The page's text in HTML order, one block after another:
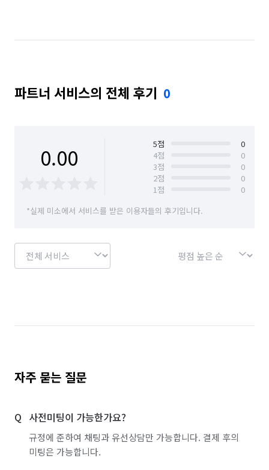
파트너 서비스의 전체 후기 0
0.00 5점
0
4점
0
3점
0
2점
0
1점
0
*실제 미소에서 서비스를 받은 이용자들의 후기입니다.
자주 묻는 질문
사전미팅이 가능한가요?
규정에 준하여 채팅과 유선상담만 가능합니다. 결제 후의
미팅은 가능합니다.